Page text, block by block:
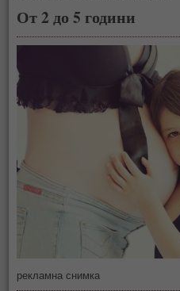
От 2 до 5 години
рекламна снимка